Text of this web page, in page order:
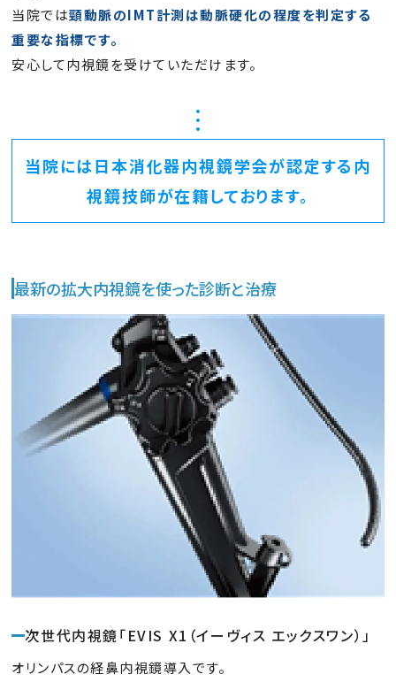
当院では頸動脈のIMT計測は動脈硬化の程度を判定する
重要な指標です。
安心して内視鏡を受けていただけます。
当院には日本消化器内視鏡学会が認定する内
視鏡技師が在籍しております。
最新の拡大内視鏡を使った診断と治療
次世代内視鏡「EVIS X1（イーヴィス エックスワン）」
オリンパスの経鼻内視鏡導入です。